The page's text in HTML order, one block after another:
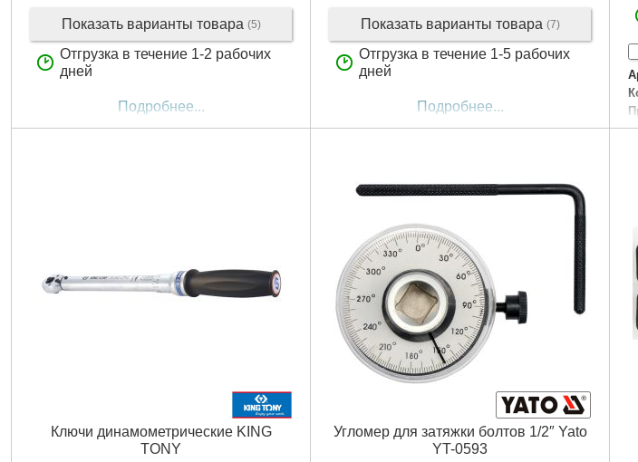
Показать варианты товара (5)
Отгрузка в течение 1-2 рабочих
дней
Подробнее...
Показать варианты товара (7)
Отгрузка в течение 1-5 рабочих
дней
Подробнее...
Ключи динамометрические KING
TONY
Угломер для затяжки болтов 1/2″ Yato
YT-0593